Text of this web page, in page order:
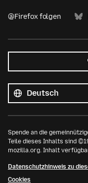
@Firefox folgen
Sprachen
Sprache
Spende an die
Teile dieses Inhalts sind
mozilla.org. Inhalt
Datenschutzhinweis zu
Cookies